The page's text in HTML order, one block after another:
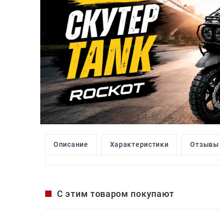
Описание Характеристики Отзывы
С этим товаром покупают